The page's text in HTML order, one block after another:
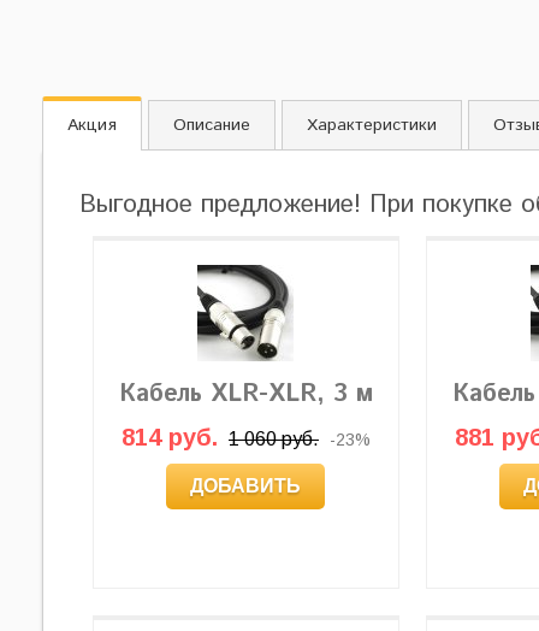
Акция Описание Характеристики
Выгодное предложение! При покупке
Кабель XLR-XLR, 3 м
814 руб. 1 060 руб. -23%
ДОБАВИТЬ
881